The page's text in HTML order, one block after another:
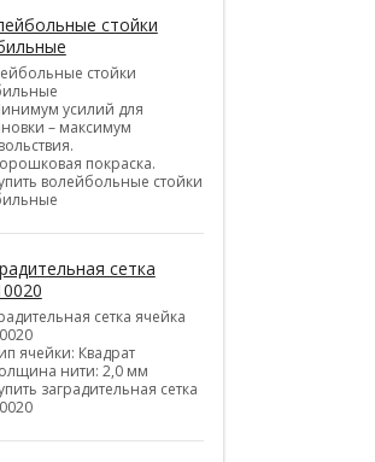
стойки
стойки
усилий для
– максимум
покраска.
волейбольные стойки
сетка
сетка ячейка
ячейки: Квадрат
нити: 2,0 мм
заградительная сетка